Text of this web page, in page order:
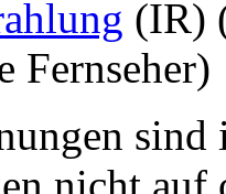
(IR)
Fernseher)
sind